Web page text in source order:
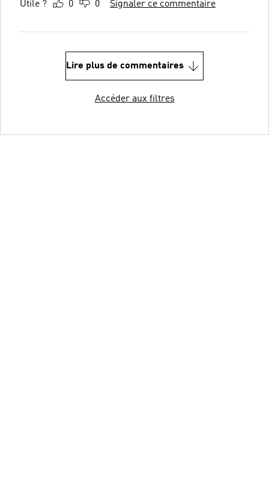
Utile ? 0 0 Signaler ce commentaire
Lire plus de commentaires
Accéder aux filtres